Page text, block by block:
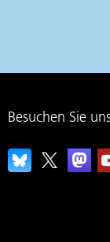
Besuchen Sie